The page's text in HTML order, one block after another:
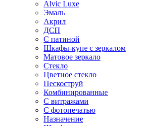
Alvic Luxe
Эмаль
Акрил
ДСП
С патиной
Шкафы-купе с зеркалом
Матовое зеркало
Стекло
Цветное стекло
Пескоструй
Комбинированные
С витражами
С фотопечатью
Назначение